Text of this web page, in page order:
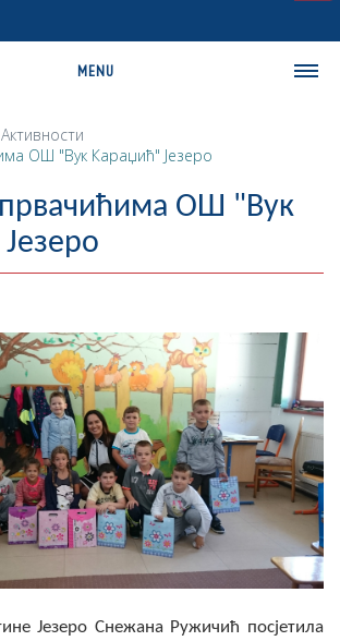
MENU
О ОПШТИНИ
мјеста
НАЧЕЛНИК
о раду начелника
Активности
ОШ "Вук Караџић" Језеро
ОШ "Вук
Језеро Снежана Ружичић посјетила